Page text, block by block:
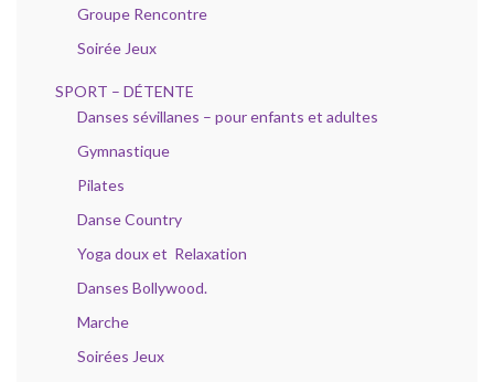
Groupe Rencontre
Soirée Jeux
SPORT – DÉTENTE
Danses sévillanes – pour enfants et adultes
Gymnastique
Pilates
Danse Country
Yoga doux et Relaxation
Danses Bollywood.
Marche
Soirées Jeux